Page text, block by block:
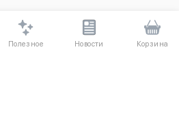
Полезное Новости Корзина